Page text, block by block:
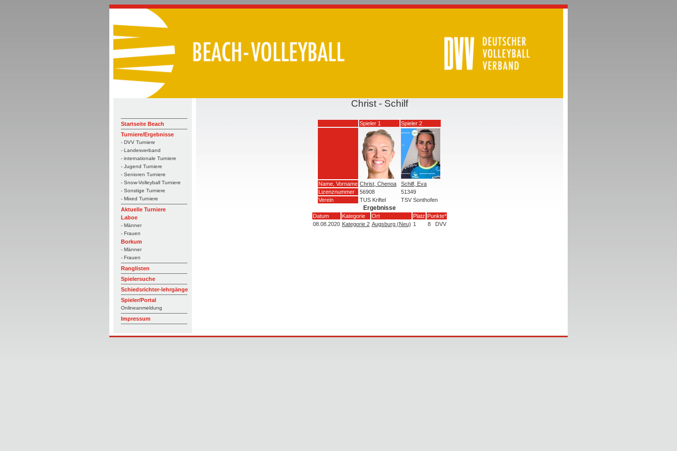
Startseite Beach
Turniere/Ergebnisse
- DVV Turniere
- Landesverband
- internationale Turniere
- Jugend Turniere
- Senioren Turniere
- Snow-Volleyball Turniere
- Sonstige Turniere
- Mixed Turniere
Aktuelle Turniere
Laboe
- Männer
- Frauen
Borkum
- Männer
- Frauen
Ranglisten
Spielersuche
Schiedsrichter-lehrgänge
Spieler/Portal
Onlineanmeldung
Impressum
Christ - Schilf
Spieler 1 Spieler 2
Name, Vorname Christ, Chenoa
Schilf, Eva
Lizenznummer
56908
51349
Verein
TUS Kriftel TSV Sonthofen
Ergebnisse
Datum Kategorie Ort Platz Punkte*
08.08.2020 Kategorie 2 Augsburg (Neu) 1 8 DVV